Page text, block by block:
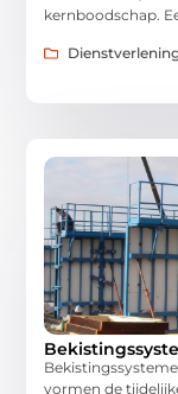
kernboodschap.
vormen de